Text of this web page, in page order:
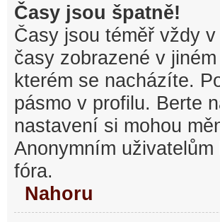
Časy jsou špatně!
Časy jsou téměř vždy
časy zobrazené v
kterém se nacházíte.
pásmo v profilu. Berte
nastavení si mohou
Anonymním
fóra.
Nahoru